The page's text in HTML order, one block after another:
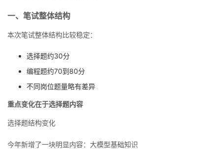
播
活
动
的
关
我
发
学
Programs
的
一、笔试整体结构
本次笔试整体结构比较稳定：
选择题约30分
编程题约70到80分
不同岗位题量略有差异
重点变化在于选择题内容
选择题结构变化
今年新增了一块明显内容：大模型基础知识